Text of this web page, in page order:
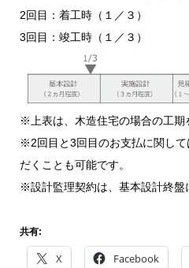
2回目：着工時（１／３）
3回目：竣工時（１／３）
※上表は、木造住宅の場合の工期
※2回目と3回目のお支払に関し
だくことも可能です。
※設計監理契約は、基本設計終盤
共有:
X Facebook